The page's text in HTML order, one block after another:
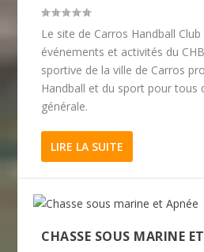
Le site de Carros Handball
événements et activités du
sportive de la ville de Carros
Handball et du sport pour tous
générale.
LIRE LA SUITE
CHASSE SOUS MARINE